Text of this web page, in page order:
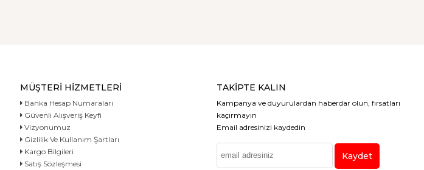
MÜŞTERI HIZMETLERI
Banka Hesap Numaraları
Güvenli Alışveriş Keyfi
Vizyonumuz
Gizlilik Ve Kullanım Şartları
Kargo Bilgileri
Satış Sözleşmesi
TAKIPTE KALIN
Kampanya ve duyurulardan haberdar olun, fırsatları
kaçırmayın
Email adresinizi kaydedin
Kaydet